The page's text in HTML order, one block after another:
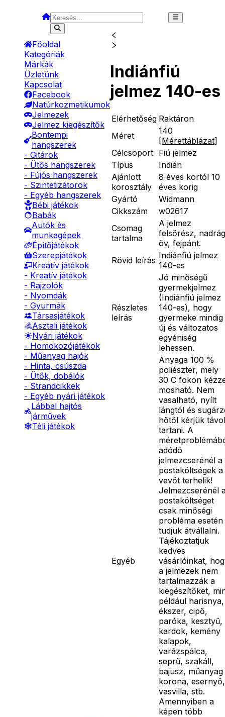
Főoldal
Kategóriák
Márkák
Üzletünk
Kapcsolat
Facebook
Natúrkozmetikumok
Jelmezek
Jelmez kiegészítők
Bontempi
hangszerek
- Gitárok
- Ütős hangszerek
- Fújós hangszerek
- Szintetizátorok
- Egyéb hangszerek
Bébi játékok
Babák
Autók és
munkagépek
Építőjátékok
Szerepjátékok
Kreatív játékok
- Kreatív játékok
- Rajzolók
- Nyomdák
- Gyurmák
Társasjátékok
Asztali játékok
Nyári játékok
- Homokozójátékok
- Műanyag hajók
- Hinta, csúszda
- Ütők, dobálók
- Strandcikkek
- Egyéb nyári játékok
Lábbal hajtós
járművek
Téli játékok
Indiánfiú
jelmez 140-es
Elérhetőség Raktáron
Méret
140
[Mérettáblázat]
Célcsoport Fiú jelmez
Típus
Indián
Ajánlott
korosztály
8 éves kortól 10
éves korig
Gyártó
Widmann
Cikkszám
w02617
Csomag
tartalma
A jelmez
felsőrész,
öv, fejpánt.
Rövid leírás Indiánfiú jelmez
140-es
Részletes
leírás
Jó minőségű
gyermekjelmez
(Indiánfiú jelmez
140-es), hogy
gyermeke mindig
új és változatos
egyéniség
lehessen.
Egyéb
Anyaga 100 %
poliészter, mely
30 C fokon
mosható. Nem
vasalható, nyílt
lángtól és
hőtől kérjük távol
tartani. A
adódó
jelmezcserénél a
postaköltségek a
vevőt terhelik!
Jelmezcserénél
postaköltséget
csak minőségi
probléma esetén
tudjuk átvállalni.
Tájékoztatjuk
kedves
vásárlóinkat,
a jelmezek nem
tartalmazzák a
kiegészítőket,
például harisnya,
ékszer, cipő,
paróka, kesztyű,
kardok, kemény
kalapok,
varázspálca,
seprű, szakáll,
bajusz, műanyag
korona, esernyő,
vasvilla, stb.
Amennyiben a
képen több